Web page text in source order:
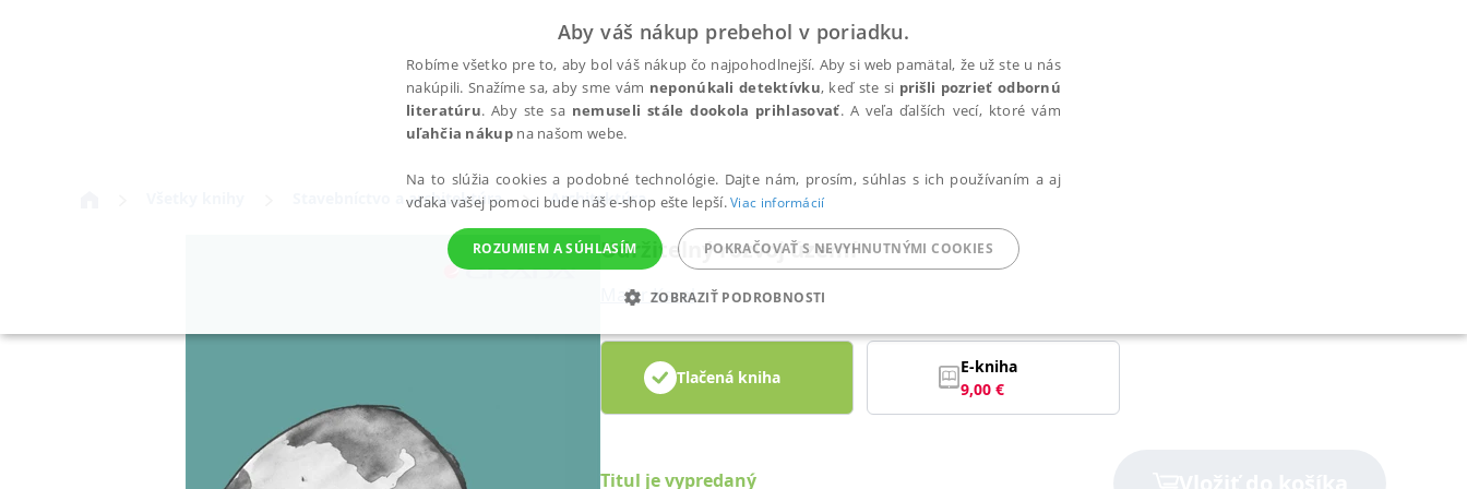
Stavebníctvo a architektúra Architektúra
Udržitelný rozvoj území
Maier Karel
Tlačená kniha
E-kniha
9,00 €
Titul je vypredaný
Aby váš nákup prebehol v poriadku.
Robíme všetko pre to, aby bol váš nákup čo najpohodlnejší. Aby si web pamätal, že už ste u nás
nakúpili. Snažíme sa, aby sme vám neponúkali detektívku, keď ste si prišli pozrieť odbornú
literatúru. Aby ste sa nemuseli stále dookola prihlasovať. A veľa ďalších vecí, ktoré vám
uľahčia nákupna našom webe.
Na to slúžia cookies a podobné technológie. Dajte nám, prosím, súhlas s ich používaním a aj
vďaka vašej pomoci bude náš e-shop ešte lepší.Viac informácií
ROZUMIEM A SÚHLASÍM POKRAČOVAŤ S NEVYHNUTNÝMI COOKIES
ZOBRAZIŤ PODROBNOSTI
POTREBNÉ ANALYTICKÉ MARKETINGOVÉ FUNKČNÉ NEZARADENÉ SÚBORY
Nevyhnutné súbory cookie umožňujú základné funkcie webovej stránky, ako je prihlásenie používateľa a správa účtu. Bez nevyhnutných súborov cookie nie je možné webové stránky správne používať.